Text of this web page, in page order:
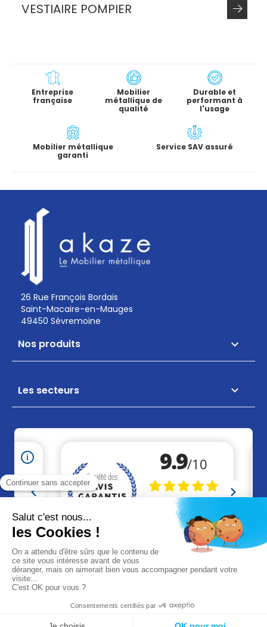
VESTIAIRE POMPIER
Entreprise
française
Mobilier
métallique de
qualité
Durable et
performant à
l'usage
Mobilier métallique
garanti
Service SAV assuré
26 Rue François Bordais
Saint-Macaire-en-Mauges
49450 Sèvremoine
Nos produits 
Les secteurs 
CGU © 2026 Akaze